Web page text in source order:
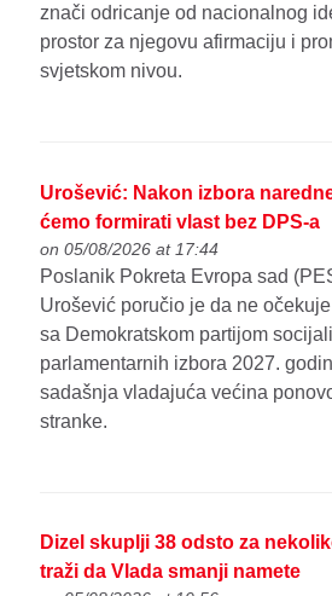
znači odricanje od nacionalnog
prostor za njegovu afirmaciju i
svjetskom nivou.
Urošević: Nakon izbora
ćemo formirati vlast bez DPS-a
on 05/08/2026 at 17:44
Poslanik Pokreta Evropa sad
Urošević poručio je da ne
sa Demokratskom partijom
parlamentarnih izbora 2027.
sadašnja vladajuća većina
stranke.
Dizel skuplji 38 odsto za
traži da Vlada smanji namete